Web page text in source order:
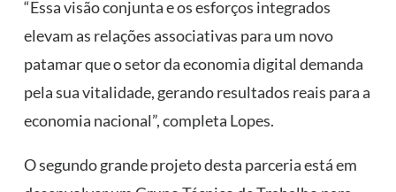
“Essa visão conjunta e os esforços integrados
elevam as relações associativas para um novo
patamar que o setor da economia digital demanda
pela sua vitalidade, gerando resultados reais para a
economia nacional”, completa Lopes.
O segundo grande projeto desta parceria está em